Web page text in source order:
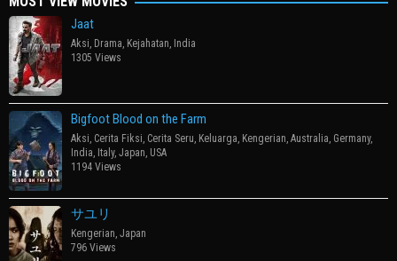
Jaat
Aksi, Drama, Kejahatan, India
1305 Views
Bigfoot Blood on the Farm
Aksi, Cerita Fiksi, Cerita Seru, Keluarga, Kengerian, Australia, Germany,
India, Italy, Japan, USA
1194 Views
サユリ
Kengerian, Japan
796 Views